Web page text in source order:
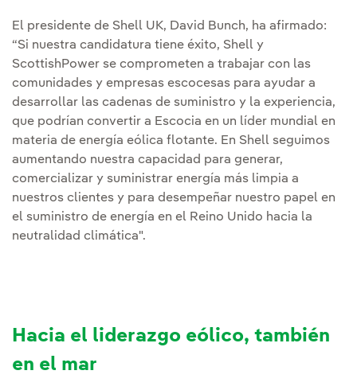
El presidente de Shell UK, David Bunch, ha afirmado:
“Si nuestra candidatura tiene éxito, Shell y
ScottishPower se comprometen a trabajar con las
comunidades y empresas escocesas para ayudar a
desarrollar las cadenas de suministro y la experiencia,
que podrían convertir a Escocia en un líder mundial en
materia de energía eólica flotante. En Shell seguimos
aumentando nuestra capacidad para generar,
comercializar y suministrar energía más limpia a
nuestros clientes y para desempeñar nuestro papel en
el suministro de energía en el Reino Unido hacia la
neutralidad climática".
Hacia el liderazgo eólico, también
en el mar